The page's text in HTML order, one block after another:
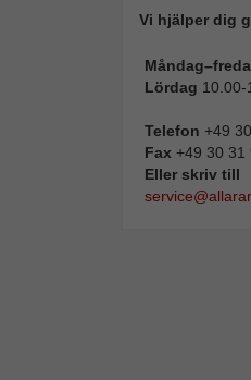
Vi hjälper dig
Lördag 10.00-
Telefon +49
Fax +49 30 31
Eller skriv till